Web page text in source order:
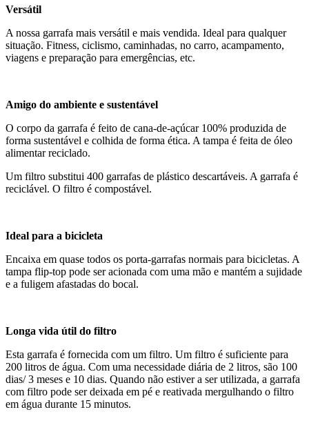
Versátil
A nossa garrafa mais versátil e mais vendida. Ideal para qualquer
situação. Fitness, ciclismo, caminhadas, no carro, acampamento,
viagens e preparação para emergências, etc.
Amigo do ambiente e sustentável
O corpo da garrafa é feito de cana-de-açúcar 100% produzida de
forma sustentável e colhida de forma ética. A tampa é feita de óleo
alimentar reciclado.
Um filtro substitui 400 garrafas de plástico descartáveis. A garrafa é
reciclável. O filtro é compostável.
Ideal para a bicicleta
Encaixa em quase todos os porta-garrafas normais para bicicletas. A
tampa flip-top pode ser acionada com uma mão e mantém a sujidade
e a fuligem afastadas do bocal.
Longa vida útil do filtro
Esta garrafa é fornecida com um filtro. Um filtro é suficiente para
200 litros de água. Com uma necessidade diária de 2 litros, são 100
dias/ 3 meses e 10 dias. Quando não estiver a ser utilizada, a garrafa
com filtro pode ser deixada em pé e reativada mergulhando o filtro
em água durante 15 minutos.